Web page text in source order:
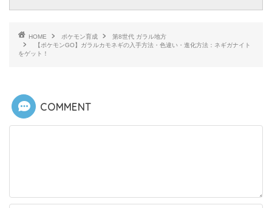
HOME ポケモン育成
第8世代 ガラル地方
【ポケモンGO】ガラルカモネギの入手方法・色違い・進化方法：ネギガナイト
をゲット！
COMMENT